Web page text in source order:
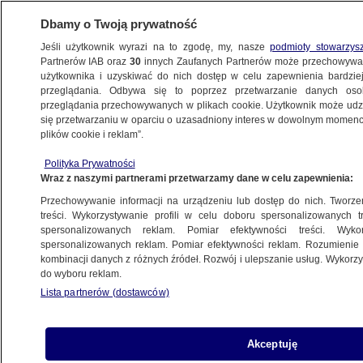
BIZNES
TECH
działają. Awaria aplikacji Meta zakończona
Jan Sowa
12.06.2026, 16:10
Udostępnij
Dbamy o Twoją prywatność
Jeśli użytkownik wyrazi na to zgodę, my, naszepodmioty
Partnerów IAB oraz30 innych Zaufanych Partnerów może
użytkownika i uzyskiwać do nich dostęp w celu zapewnienia
przeglądania. Odbywa się to poprzez przetwarzanie danych
przeglądania przechowywanych w plikach cookie. Użytkownik może
się przetwarzaniu w oparciu o uzasadniony interes w dowolnym
plików cookie i reklam”.
Polityka Prywatności
Wraz z naszymi partnerami przetwarzamy dane w celu zapewnienia:
Przechowywanie informacji na urządzeniu lub dostęp do nich.
treści. Wykorzystywanie profili w celu doboru spersonalizowanych
spersonalizowanych reklam. Pomiar efektywności treści.
spersonalizowanych reklam. Pomiar efektywności reklam.
kombinacji danych z różnych źródeł. Rozwój i ulepszanie usług.
do wyboru reklam.
Lista partnerów (dostawców)
Akceptuję